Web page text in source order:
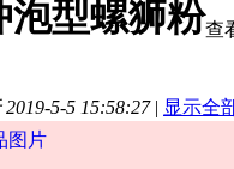
泡型螺狮粉查
5-5 15:58:27 | 显示全